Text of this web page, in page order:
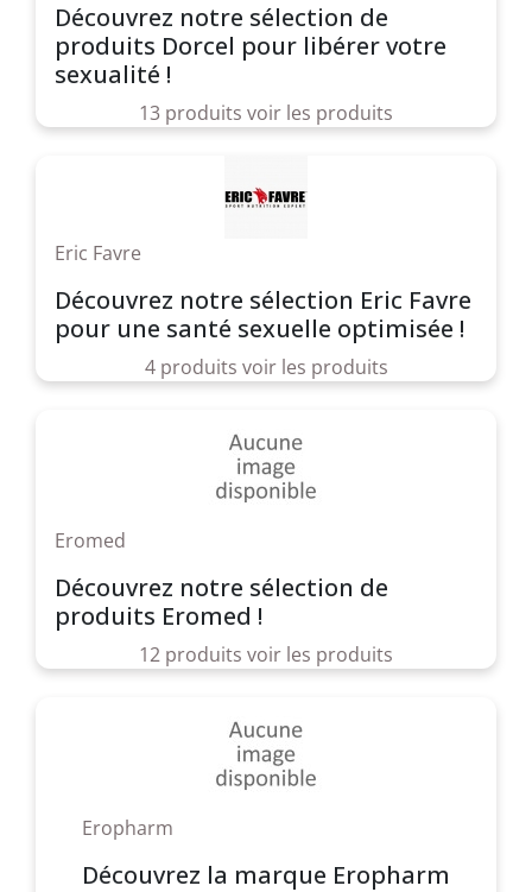
Découvrez notre sélection de
produits Dorcel pour libérer votre
sexualité !
13 produits voir les produits
Eric Favre
Découvrez notre sélection Eric Favre
pour une santé sexuelle optimisée !
4 produits voir les produits
Eromed
Découvrez notre sélection de
produits Eromed !
12 produits voir les produits
Eropharm
Découvrez la marque Eropharm